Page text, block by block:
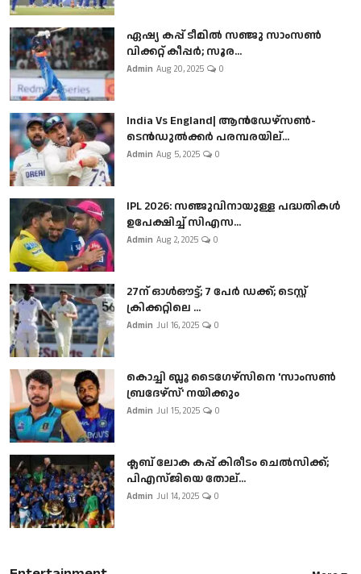
ഏഷ്യ കപ്പ് ടീമിൽ സഞ്ജു സാംസൺ
വിക്കറ്റ് കീപ്പർ; സൂര...
Admin Aug 20, 2025 0
India Vs England| ആൻഡേഴ്സൺ-
ടെൻഡുല്‍ക്കർ പരമ്പരയില്...
Admin Aug 5, 2025 0
IPL 2026: സഞ്ജുവിനായുള്ള പദ്ധതികൾ
ഉപേക്ഷിച്ച് സിഎസ...
Admin Aug 2, 2025 0
27ന് ഓൾഔട്ട്; 7 പേർ ഡക്ക്; ടെസ്റ്റ്
ക്രിക്കറ്റിലെ ...
Admin Jul 16, 2025 0
കൊച്ചി ബ്ലൂ ടൈഗേഴ്സിനെ 'സാംസൺ
ബ്രദേഴ്സ്' നയിക്കും
Admin Jul 15, 2025 0
ക്ലബ് ലോക കപ്പ് കിരീടം ചെല്‍സിക്ക്;
പിഎസ്ജിയെ തോല്...
Admin Jul 14, 2025 0